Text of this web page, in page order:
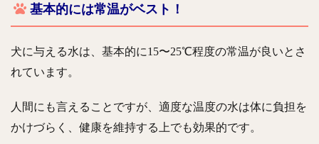
基本的には常温がベスト！
犬に与える水は、基本的に15〜25℃程度の常温が良いとさ
れています。
人間にも言えることですが、適度な温度の水は体に負担を
かけづらく、健康を維持する上でも効果的です。